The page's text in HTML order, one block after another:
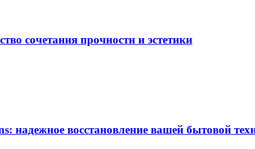
сочетания прочности и эстетики
надежное восстановление вашей бытовой